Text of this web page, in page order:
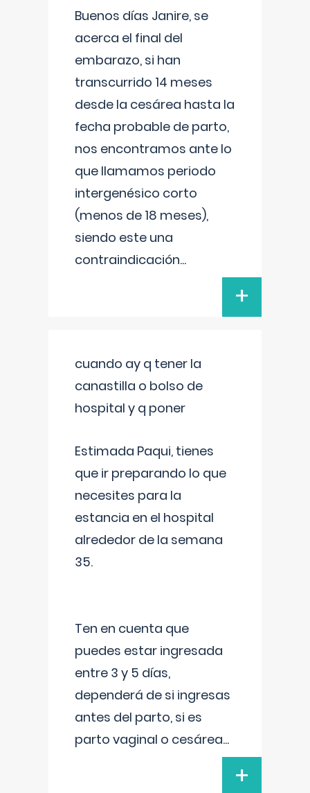
Buenos días Janire, se
acerca el final del
embarazo, si han
transcurrido 14 meses
desde la cesárea hasta la
fecha probable de parto,
nos encontramos ante lo
que llamamos periodo
intergenésico corto
(menos de 18 meses),
siendo este una
contraindicación...
+
cuando ay q tener la
canastilla o bolso de
hospital y q poner
Estimada Paqui, tienes
que ir preparando lo que
necesites para la
estancia en el hospital
alrededor de la semana
35.
Ten en cuenta que
puedes estar ingresada
entre 3 y 5 días,
dependerá de si ingresas
antes del parto, si es
parto vaginal o cesárea...
+